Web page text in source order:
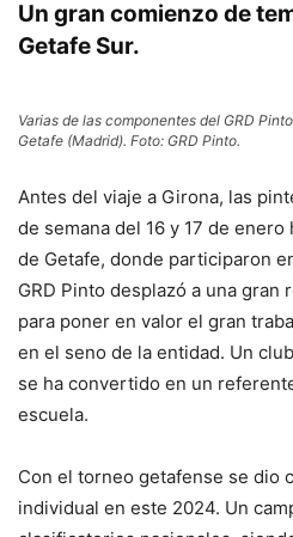
Un gran comienzo de
Getafe Sur.
Varias de las componentes del GRD
Getafe (Madrid). Foto: GRD Pinto.
Antes del viaje a Girona, las
de semana del 16 y 17 de
de Getafe, donde participaron
GRD Pinto desplazó a una
para poner en valor el gran
en el seno de la entidad. Un
se ha convertido en un
escuela.
Con el torneo getafense se dio
individual en este 2024. Un